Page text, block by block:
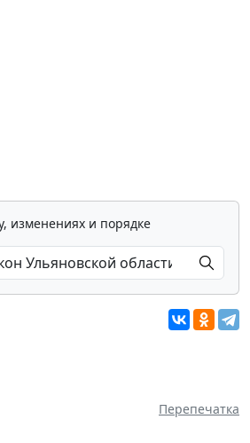
изменениях и порядке
Перепечатка